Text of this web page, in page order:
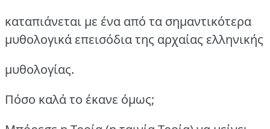
καταπιάνεται με ένα από τα σημαντικότερα
μυθολογικά επεισόδια της αρχαίας ελληνικής
μυθολογίας.
Πόσο καλά το έκανε όμως;